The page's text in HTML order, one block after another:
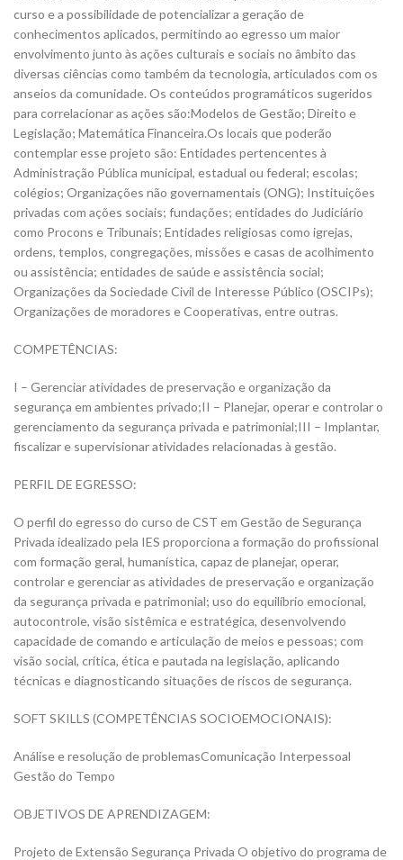
curso e a possibilidade de potencializar a geração de
conhecimentos aplicados, permitindo ao egresso um maior
envolvimento junto às ações culturais e sociais no âmbito das
diversas ciências como também da tecnologia, articulados com os
anseios da comunidade. Os conteúdos programáticos sugeridos
para correlacionar as ações são:Modelos de Gestão; Direito e
Legislação; Matemática Financeira.Os locais que poderão
contemplar esse projeto são: Entidades pertencentes à
Administração Pública municipal, estadual ou federal; escolas;
colégios; Organizações não governamentais (ONG); Instituições
privadas com ações sociais; fundações; entidades do Judiciário
como Procons e Tribunais; Entidades religiosas como igrejas,
ordens, templos, congregações, missões e casas de acolhimento
ou assistência; entidades de saúde e assistência social;
Organizações da Sociedade Civil de Interesse Público (OSCIPs);
Organizações de moradores e Cooperativas, entre outras.
COMPETÊNCIAS:
I – Gerenciar atividades de preservação e organização da
segurança em ambientes privado;II – Planejar, operar e controlar o
gerenciamento da segurança privada e patrimonial;III – Implantar,
fiscalizar e supervisionar atividades relacionadas à gestão.
PERFIL DE EGRESSO:
O perfil do egresso do curso de CST em Gestão de Segurança
Privada idealizado pela IES proporciona a formação do profissional
com formação geral, humanística, capaz de planejar, operar,
controlar e gerenciar as atividades de preservação e organização
da segurança privada e patrimonial; uso do equilíbrio emocional,
autocontrole, visão sistêmica e estratégica, desenvolvendo
capacidade de comando e articulação de meios e pessoas; com
visão social, crítica, ética e pautada na legislação, aplicando
técnicas e diagnosticando situações de riscos de segurança.
SOFT SKILLS (COMPETÊNCIAS SOCIOEMOCIONAIS):
Análise e resolução de problemasComunicação Interpessoal
Gestão do Tempo
OBJETIVOS DE APRENDIZAGEM:
Projeto de Extensão Segurança Privada O objetivo do programa de